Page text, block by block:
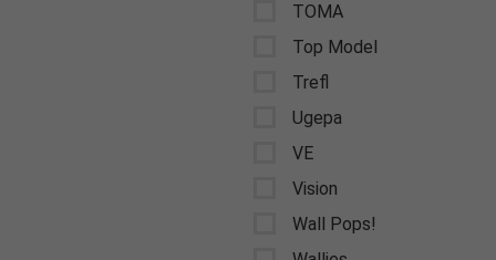
TOMA
Top Model
Trefl
Ugepa
VE
Vision
Wall Pops!